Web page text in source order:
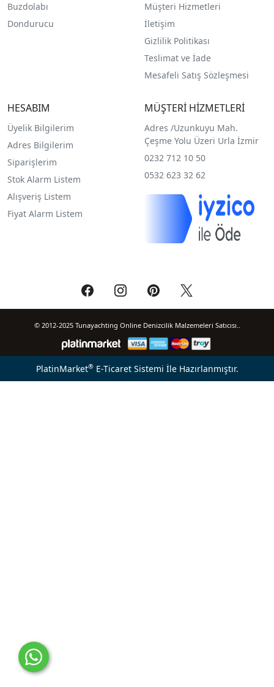
Buzdolabı
Dondurucu
Müşteri Hizmetleri
İletişim
Gizlilik Politikası
Teslimat ve İade
Mesafeli Satış Sözleşmesi
HESABIM
Üyelik Bilgilerim
Adres Bilgilerim
Siparişlerim
Stok Alarm Listem
Alışveriş Listem
Fiyat Alarm Listem
MÜŞTERİ HİZMETLERİ
Adres /Uzunkuyu Mah.
Çeşme Yolu Üzeri Urla İzmir
0232 712 10 50
0532 623 32 62
© 2012-2025 Tunayachting Online Denizcilik Malzemeleri Satıcısı..
PlatinMarket®E-Ticaret Sistemi İle Hazırlanmıştır.